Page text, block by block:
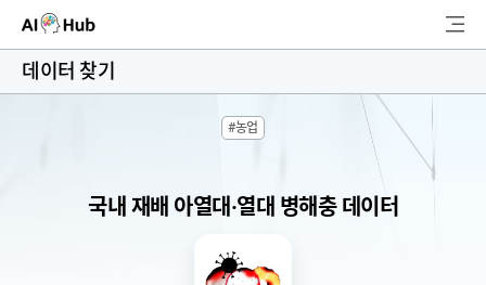
AI-Hub
AI 데이터찾기
색
데이터 찾기
#농업
국내 재배 아열대·열대 병해충 데이터